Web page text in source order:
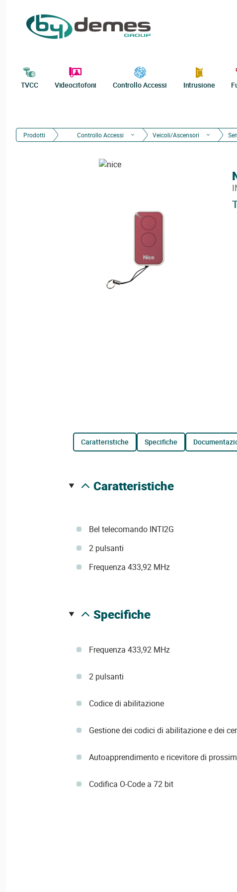
TVCC Videocitofoni Controllo Accessi Intrusione
Prodotti Controllo Accessi Veicoli/Ascensori
caratteristiche specifiche
caratteristiche
Bel telecomando INTI2G
2 pulsanti
Frequenza 433,92 MHz
specifiche
Frequenza 433,92 MHz
2 pulsanti
Codice di abilitazione
Gestione dei codici di abilitazione e dei
Autoapprendimento e ricevitore di
Codifica O-Code a 72 bit